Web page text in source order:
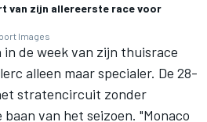
van zijn allereerste race voor
Images
de week van zijn thuisrace
alleen maar specialer. De 28-
stratencircuit zonder
van het seizoen. "Monaco